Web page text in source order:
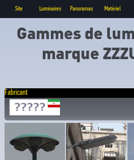
Site Luminaires Panoramas Matériel
Gammes de
marque
Fabricant